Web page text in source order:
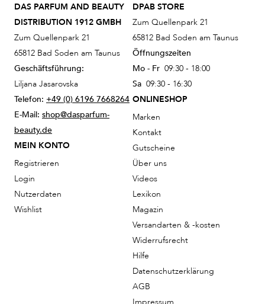
DAS PARFUM AND BEAUTY
DISTRIBUTION 1912 GMBH
Zum Quellenpark 21
65812 Bad Soden am Taunus
Geschäftsführung:
Liljana Jasarovska
Telefon: +49 (0) 6196 7668264
E-Mail: shop@dasparfum-
beauty.de
MEIN KONTO
Registrieren
Login
Nutzerdaten
Wishlist
DPAB STORE
Zum Quellenpark 21
65812 Bad Soden am Taunus
Öffnungszeiten
Mo - Fr 09:30 - 18:00
Sa 09:30 - 16:30
ONLINESHOP
Marken
Kontakt
Gutscheine
Über uns
Videos
Lexikon
Magazin
Versandarten & -kosten
Widerrufsrecht
Hilfe
Datenschutzerklärung
AGB